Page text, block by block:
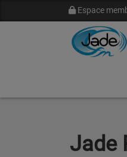
Espace
Jade